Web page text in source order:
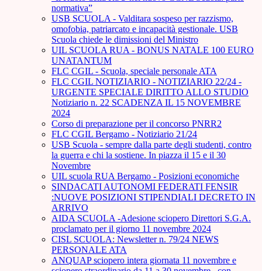
normativa”
USB SCUOLA - Valditara sospeso per razzismo,
omofobia, patriarcato e incapacità gestionale. USB
Scuola chiede le dimissioni del Ministro
UIL SCUOLA RUA - BONUS NATALE 100 EURO
UNATANTUM
FLC CGIL - Scuola, speciale personale ATA
FLC CGIL NOTIZIARIO - NOTIZIARIO 22/24 -
URGENTE SPECIALE DIRITTO ALLO STUDIO
Notiziario n. 22 SCADENZA IL 15 NOVEMBRE
2024
Corso di preparazione per il concorso PNRR2
FLC CGIL Bergamo - Notiziario 21/24
USB Scuola - sempre dalla parte degli studenti, contro
la guerra e chi la sostiene. In piazza il 15 e il 30
Novembre
UIL scuola RUA Bergamo - Posizioni economiche
SINDACATI AUTONOMI FEDERATI FENSIR
:NUOVE POSIZIONI STIPENDIALI DECRETO IN
ARRIVO
AIDA SCUOLA -Adesione sciopero Direttori S.G.A.
proclamato per il giorno 11 novembre 2024
CISL SCUOLA: Newsletter n. 79/24 NEWS
PERSONALE ATA
ANQUAP sciopero intera giornata 11 novembre e